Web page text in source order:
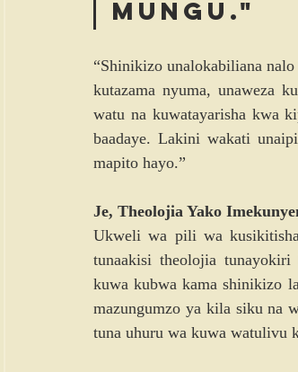
Mungu."
“Shinikizo unalokabiliana
kutazama nyuma, unaweza
watu na kuwatayarisha kwa
baadaye. Lakini wakati
mapito hayo.”
Je, Theolojia Yako
Ukweli wa pili wa
tunaakisi theolojia
kuwa kubwa kama shinikizo
mazungumzo ya kila siku na
tuna uhuru wa kuwa watulivu